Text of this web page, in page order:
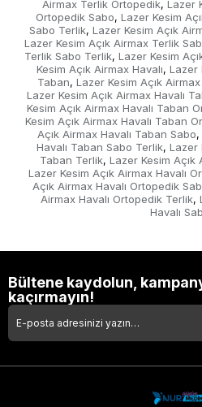
Airmax Terlik Ortopedik, Lazer
Ortopedik Sabo, Lazer Kesim
Sabo Terlik, Lazer Kesim Açık
Lazer Kesim Açık Airmax Terlik
Terlik Sabo Terlik, Lazer Kesim
Kesim Açık Airmax Havalı, Lazer
Taban, Lazer Kesim Açık
Lazer Kesim Açık Airmax Havalı
Kesim Açık Airmax Havalı Taban
Kesim Açık Airmax Havalı Taban
Açık Airmax Havalı Taban Sabo,
Havalı Taban Sabo Terlik, Lazer
Taban Terlik, Lazer Kesim Açık
Lazer Kesim Açık Airmax Havalı
Açık Airmax Havalı Ortopedik
Airmax Havalı Ortopedik Terlik,
Havalı
Bültene kaydolun,
kaçırmayın!